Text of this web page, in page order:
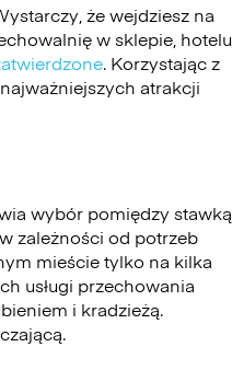
że wejdziesz na
w sklepie, hotelu
. Korzystając z
atrakcji
wybór pomiędzy stawką
zależności od potrzeb
mieście tylko na kilka
usługi przechowania
i kradzieżą.